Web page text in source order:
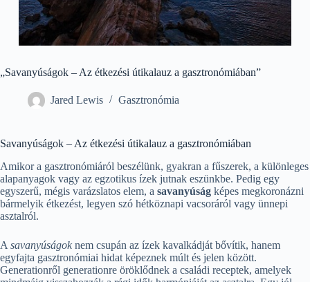
„Savanyúságok – Az étkezési útikalauz a gasztronómiában”
Jared Lewis Gasztronómia
Savanyúságok – Az étkezési útikalauz a gasztronómiában
Amikor a gasztronómiáról beszélünk, gyakran a fűszerek, a különleges
alapanyagok vagy az egzotikus ízek jutnak eszünkbe. Pedig egy
egyszerű, mégis varázslatos elem, a savanyúság képes megkoronázni
bármelyik étkezést, legyen szó hétköznapi vacsoráról vagy ünnepi
asztalról.
A savanyúságok nem csupán az ízek kavalkádját bővítik, hanem
egyfajta gasztronómiai hidat képeznek múlt és jelen között.
Generationről generationre öröklődnek a családi receptek, amelyek